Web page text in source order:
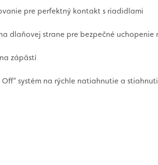
pre perfektný kontakt s riadidlami
dlaňovej strane pre bezpečné uchopenie
zápästí
Off“ systém na rýchle natiahnutie a